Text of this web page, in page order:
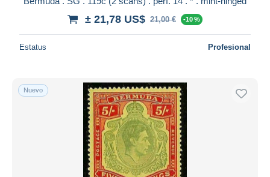
± 21,78 US$ 21,00 € -10 %
Estatus Profesional
Nuevo